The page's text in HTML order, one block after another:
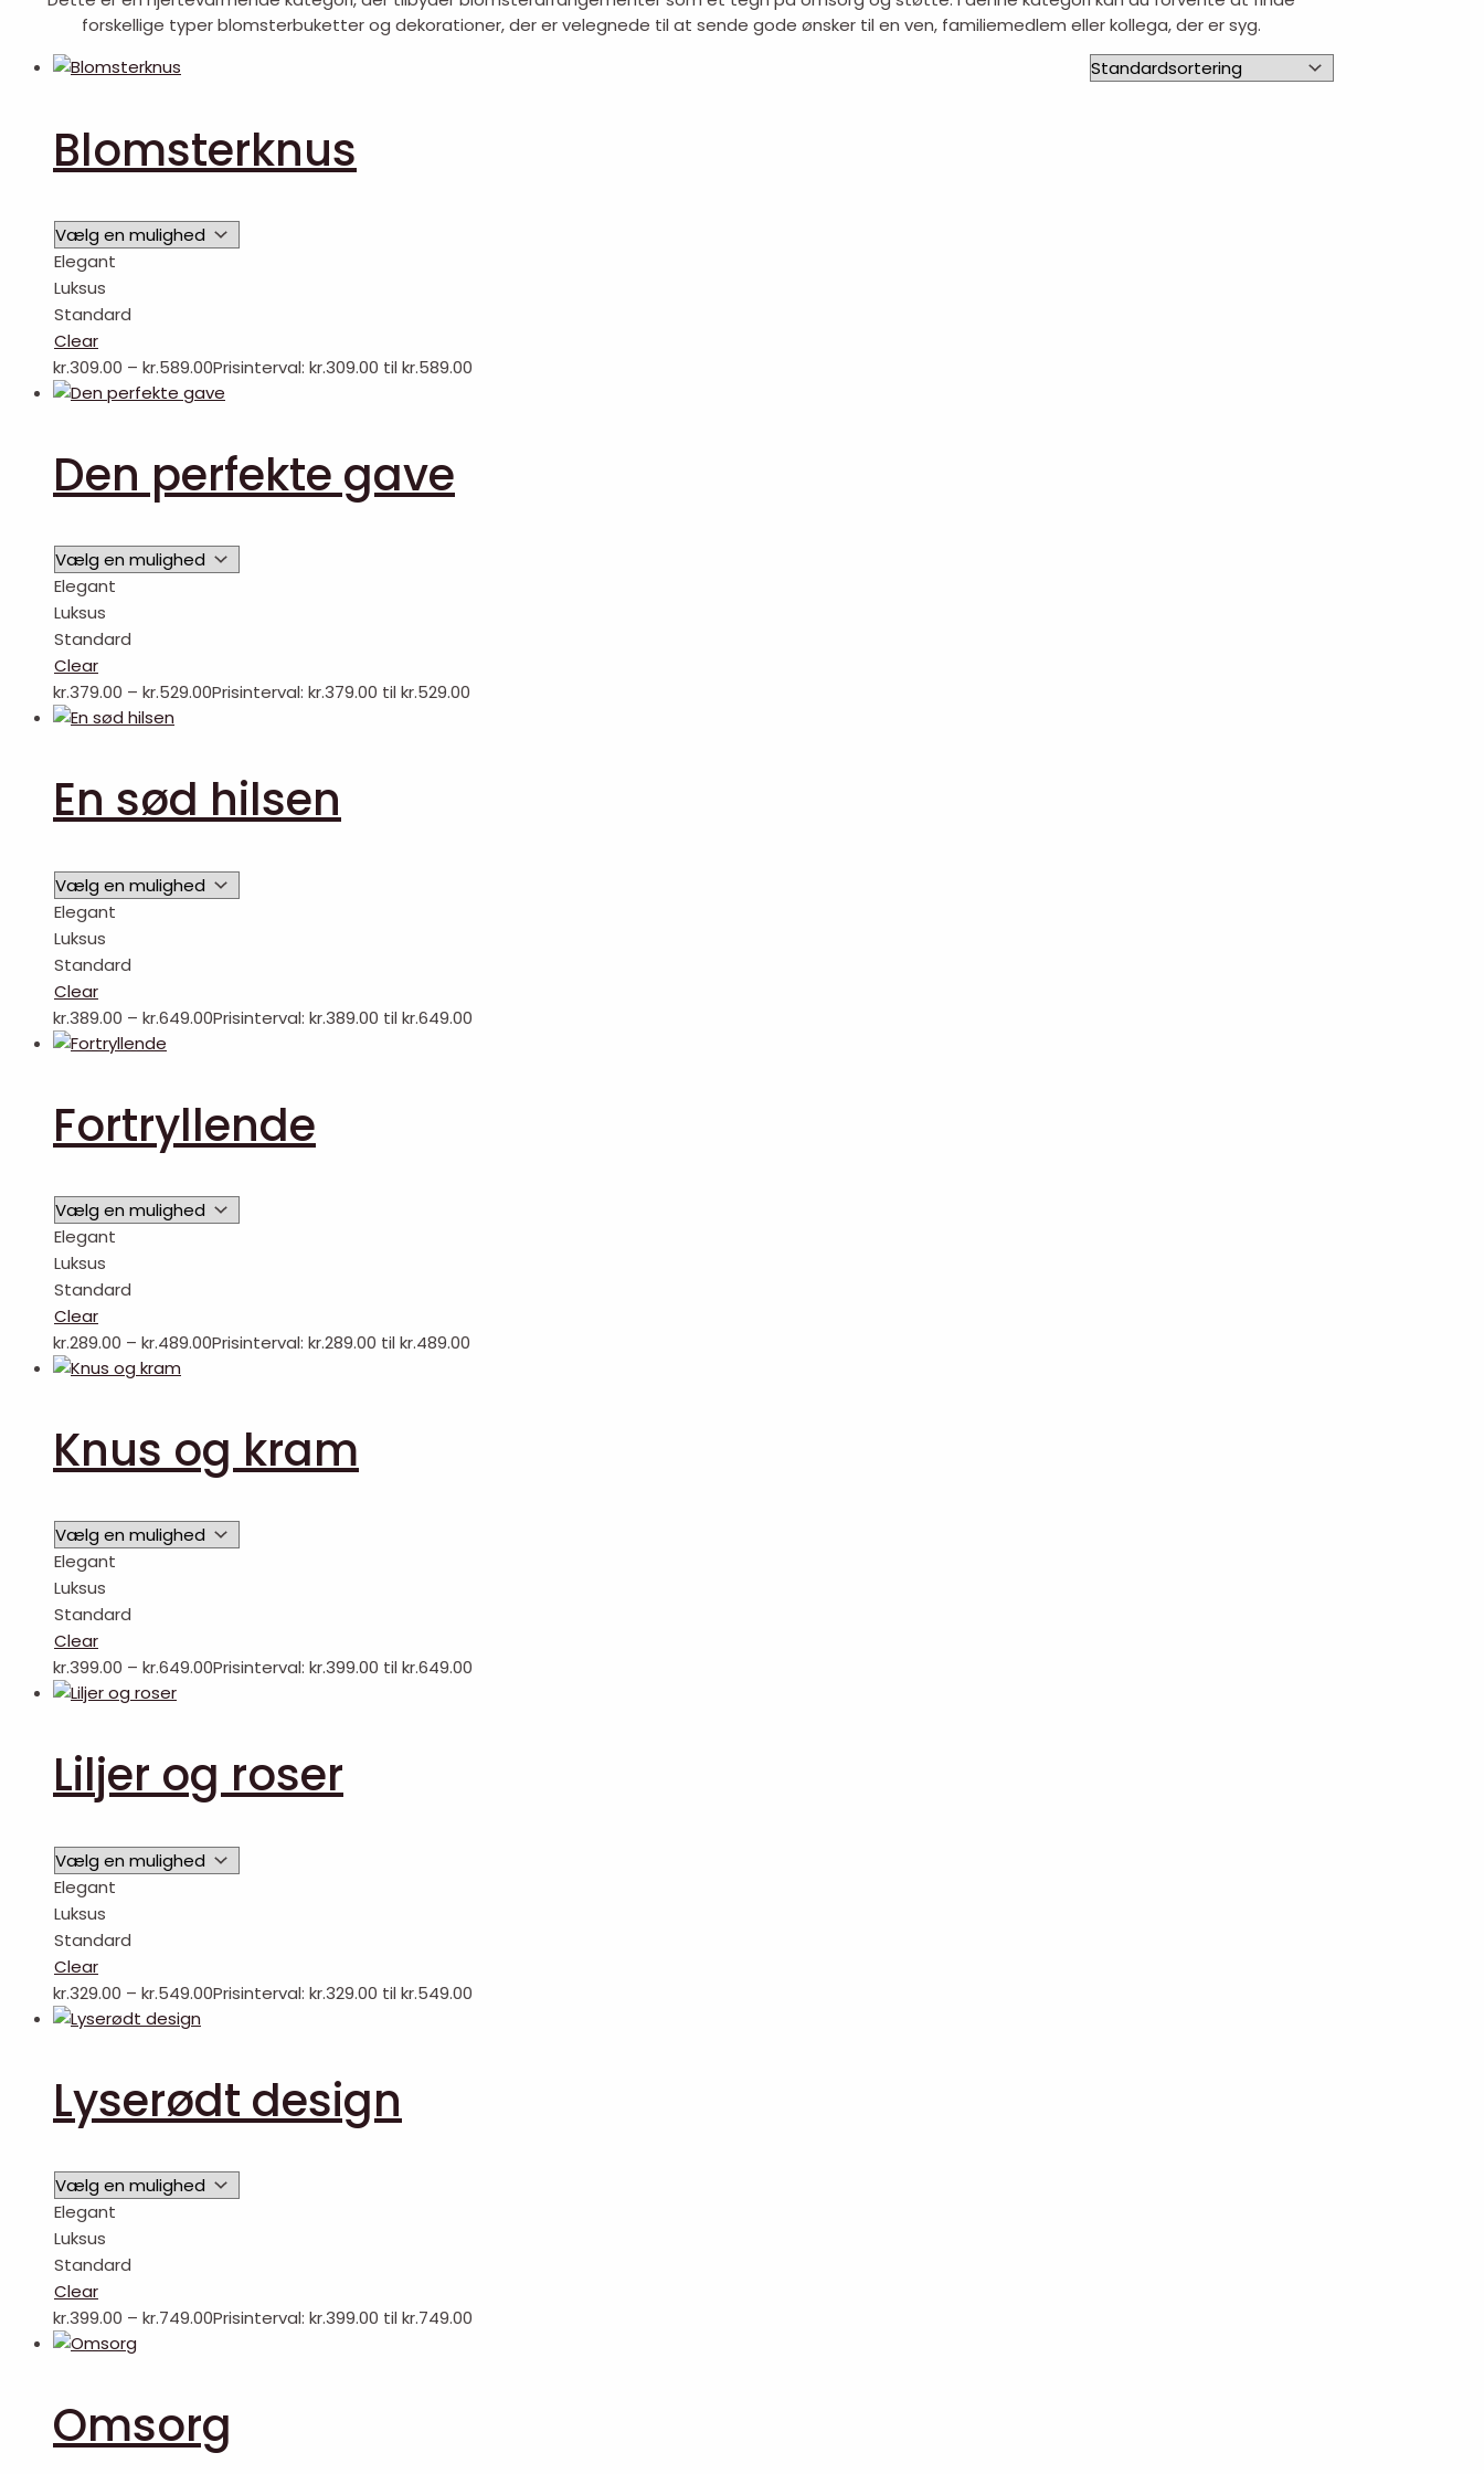
forskellige typer blomsterbuketter og dekorationer, der er velegnede til at sende gode ønsker til en ven, familiemedlem eller kollega, der er syg.
Blomsterknus
Elegant
Luksus
Standard
Clear
kr.309.00 – kr.589.00Prisinterval: kr.309.00 til kr.589.00
Den perfekte gave
Elegant
Luksus
Standard
Clear
kr.379.00 – kr.529.00Prisinterval: kr.379.00 til kr.529.00
En sød hilsen
Elegant
Luksus
Standard
Clear
kr.389.00 – kr.649.00Prisinterval: kr.389.00 til kr.649.00
Fortryllende
Elegant
Luksus
Standard
Clear
kr.289.00 – kr.489.00Prisinterval: kr.289.00 til kr.489.00
Knus og kram
Elegant
Luksus
Standard
Clear
kr.399.00 – kr.649.00Prisinterval: kr.399.00 til kr.649.00
Liljer og roser
Elegant
Luksus
Standard
Clear
kr.329.00 – kr.549.00Prisinterval: kr.329.00 til kr.549.00
Lyserødt design
Elegant
Luksus
Standard
Clear
kr.399.00 – kr.749.00Prisinterval: kr.399.00 til kr.749.00
Omsorg